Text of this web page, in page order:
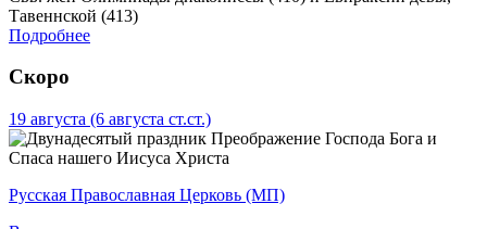
Тавеннской (413)
Подробнее
Скоро
19 августа (6 августа ст.ст.)
Преображение Господа Бога и
Спаса нашего Иисуса Христа
Русская Православная Церковь (МП)